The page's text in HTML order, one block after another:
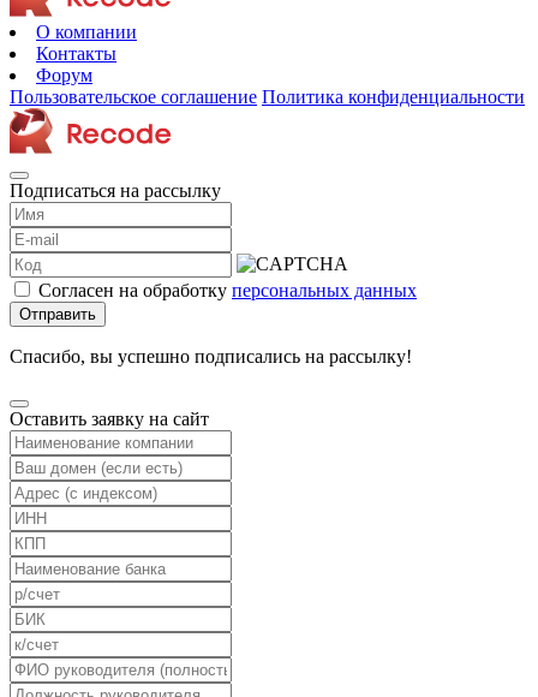
О компании
Контакты
Форум
Пользовательское соглашение Политика конфиденциальности
Подписаться на рассылку
Согласен на обработку персональных данных
Отправить
Спасибо, вы успешно подписались на рассылку!
Оставить заявку на сайт